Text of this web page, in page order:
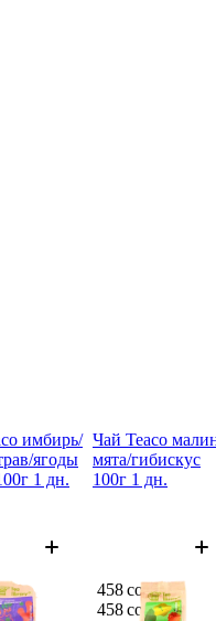
имбирь/
ягоды
1 дн.
Чай Teaco
мята/гибискус
100г 1 дн.
458 сом
458 сом